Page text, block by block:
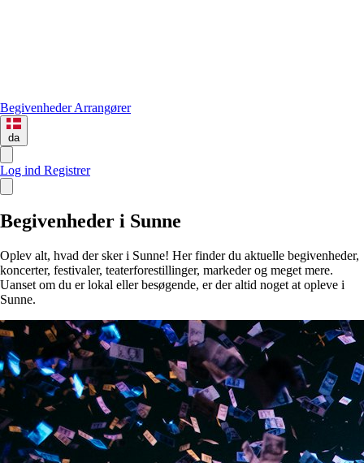
BegivenhederArrangører
da
Log ind Registrer
Begivenheder i Sunne
Oplev alt, hvad der sker i Sunne! Her finder du aktuelle begivenheder,
koncerter, festivaler, teaterforestillinger, markeder og meget mere.
Uanset om du er lokal eller besøgende, er der altid noget at opleve i
Sunne.